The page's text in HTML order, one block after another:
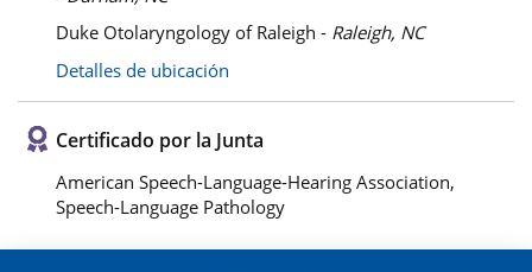
Duke Otolaryngology of Raleigh - Raleigh, NC
Detalles de ubicación
Certificado por la Junta
American Speech-Language-Hearing Association,
Speech-Language Pathology